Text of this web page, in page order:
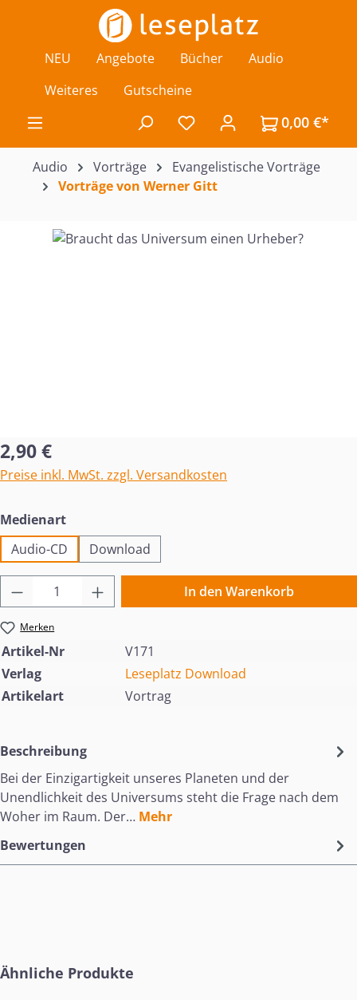
Zum Hauptinhalt springen
NEU Angebote Bücher
Audio
Weiteres
Gutscheine
Du hast 0 Produkte auf
0,00 €*
Audio Vorträge
Evangelistische Vorträge
Vorträge von Werner Gitt
Bildergalerie überspringen
Regulärer Preis:
2,90 €
Preise inkl. MwSt. zzgl. Versandkosten
Medienartauswählen
Audio-CD
Download
Produkt Anzahl: Gib den gewünschten
In den Warenkorb
Merken
Artikel-Nr
V171
Verlag
Leseplatz Download
Artikelart
Vortrag
Beschreibung
Bei der Einzigartigkeit unseres Planeten und der
Unendlichkeit des Universums steht die Frage nach dem
Woher im Raum. Der… Mehr
Bewertungen
Produktgalerie überspringen
Ähnliche Produkte